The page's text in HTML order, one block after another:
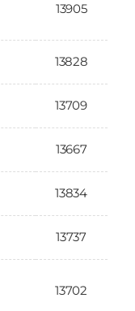
13905
13828
13709
13667
13834
13737
13702